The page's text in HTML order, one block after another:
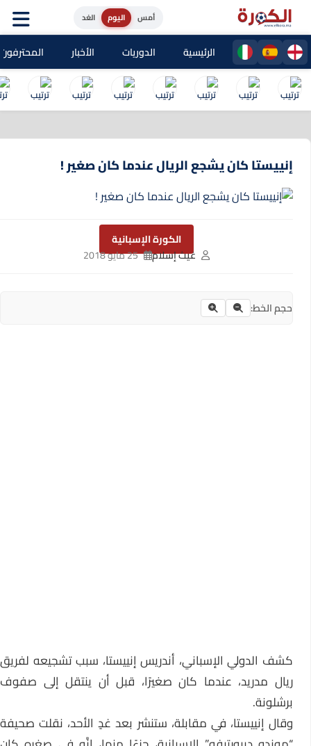
اليوم الغد
الرئيسية الدوريات الأخبار المحترفون
إنييستا كان يشجع الريال عندما كان صغير !
الكورة الإسبانية
غيث إسلام
25 مايو 2018
حجم الخط:
كشف الدولي الإسباني، أندريس إنييستا، سبب تشجيعه لفريق
ريال مدريد، عندما كان صغيرًا، قبل أن ينتقل إلى صفوف
برشلونة.
وقال إنييستا، في مقابلة، ستنشر بعد غدٍ الأحد، نقلت صحيفة